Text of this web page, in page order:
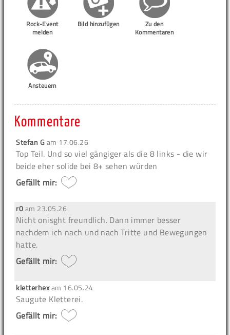
Rock-Event
melden
Bild hinzufügen
Zu den
Kommentaren
Ansteuern
Kommentare
Stefan Gam 17.06.26
Top Teil. Und so viel gängiger als die 8 links - die wir
beide eher solide bei 8+ sehen würden
Gefällt mir:
r0am 23.05.26
Nicht onisght freundlich. Dann immer besser
nachdem ich nach und nach Tritte und Bewegungen
hatte.
Gefällt mir:
kletterhexam 16.05.24
Saugute Kletterei.
Gefällt mir: